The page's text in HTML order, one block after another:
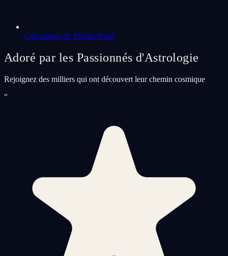
Calculateur de Thème Natal
Adoré par les Passionnés d'Astrologie
Rejoignez des milliers qui ont découvert leur chemin cosmique
“